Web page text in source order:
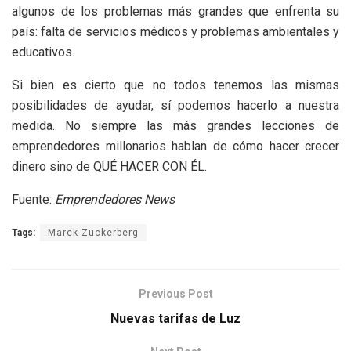
algunos de los problemas más grandes que enfrenta su
país: falta de servicios médicos y problemas ambientales y
educativos.
Si bien es cierto que no todos tenemos las mismas
posibilidades de ayudar, sí podemos hacerlo a nuestra
medida. No siempre las más grandes lecciones de
emprendedores millonarios hablan de cómo hacer crecer
dinero sino de QUÉ HACER CON ÉL.
Fuente: Emprendedores News
Tags: Marck Zuckerberg
Previous Post
Nuevas tarifas de Luz